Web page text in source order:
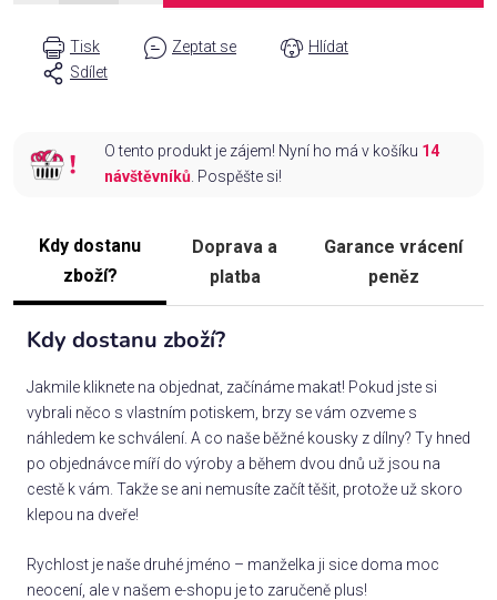
Tisk Zeptat se
Hlídat
Sdílet
O tento produkt je zájem! Nyní ho má v košíku 14
návštěvníků. Pospěšte si!
Kdy dostanu
zboží?
Doprava a
platba
Garance vrácení
peněz
Kdy dostanu zboží?
Jakmile kliknete na objednat, začínáme makat! Pokud jste si
vybrali něco s vlastním potiskem, brzy se vám ozveme s
náhledem ke schválení. A co naše běžné kousky z dílny? Ty hned
po objednávce míří do výroby a během dvou dnů už jsou na
cestě k vám. Takže se ani nemusíte začít těšit, protože už skoro
klepou na dveře!
Rychlost je naše druhé jméno – manželka ji sice doma moc
neocení, ale v našem e-shopu je to zaručeně plus!